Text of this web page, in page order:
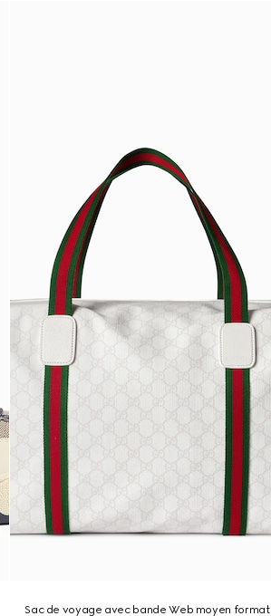
Sac de voyage avec bande Web moyen format